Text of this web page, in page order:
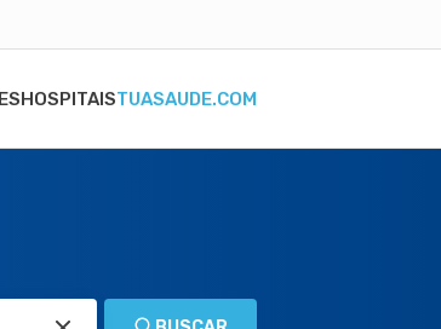
HOSPITAISTUASAUDE.COM